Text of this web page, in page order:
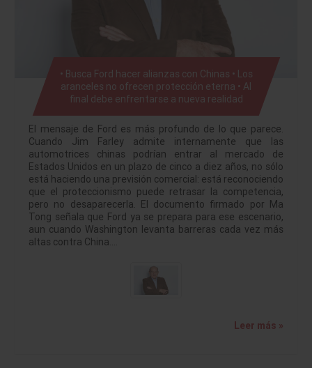
• Busca Ford hacer alianzas con Chinas • Los
aranceles no ofrecen protección eterna • Al
final debe enfrentarse a nueva realidad
El mensaje de Ford es más profundo de lo que parece.
Cuando Jim Farley admite internamente que las
automotrices chinas podrían entrar al mercado de
Estados Unidos en un plazo de cinco a diez años, no sólo
está haciendo una previsión comercial: está reconociendo
que el proteccionismo puede retrasar la competencia,
pero no desaparecerla. El documento firmado por Ma
Tong señala que Ford ya se prepara para ese escenario,
aun cuando Washington levanta barreras cada vez más
altas contra China.…
Leer más »